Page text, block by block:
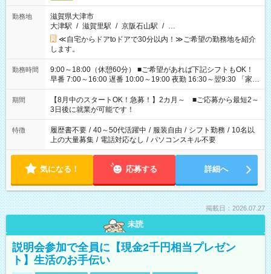
勤務地
滋賀県大津市
大津駅 / 滋賀里駅 / 京阪石山駅 / …
≪自宅からドアtoドアで30分以内！≫ご希望の勤務地を紹介
します。
勤務時間
9:00～18:00（休憩60分） ■ご希望があれば下記シフトもOK！
早番 7:00～16:00 遅番 10:00～19:00 夜勤 16:30～翌9:30 「家族
と休みを合わせたい」 「余裕を持って夕飯の準備がしたい」
「できれば残業はしたくない」 など、ご希望を教えてください
ね。 ※Wワーク希望の方へ 今ご覧のお仕事で希望する勤務時間
と、もう1つのお仕事の勤務時間。 合計で週40時間を超える場
合は応募できません。
期間
【8月中のスタートOK！急募！】2カ月～ ■ご応募から最短2～
3日後に就業が可能です！
特徴 履歴書不要 / 40～50代活躍中 / 服装自由 / シフト勤務 / 10名以
上の大量募集 / 電話対応なし / パソコンスキル不要
気になる！ 応募する 詳細へ
掲載日：2026.07.27
未読
説明会参加で全員に【現金2千円相当プレゼン
ト】生活のお手伝い